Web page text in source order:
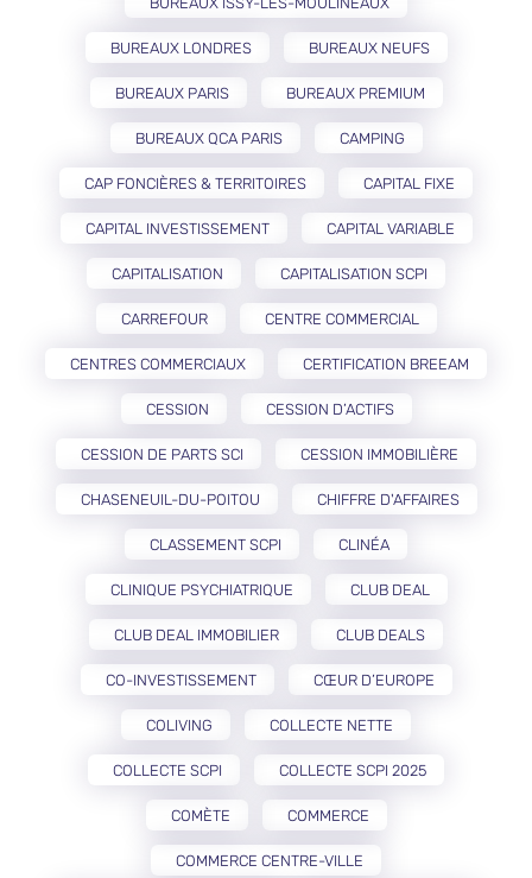
BUREAUX LONDRES BUREAUX NEUFS
BUREAUX PARIS BUREAUX PREMIUM
BUREAUX QCA PARIS CAMPING
CAP FONCIÈRES & TERRITOIRES CAPITAL FIXE
CAPITAL INVESTISSEMENT CAPITAL VARIABLE
CAPITALISATION CAPITALISATION SCPI
CARREFOUR CENTRE COMMERCIAL
CENTRES COMMERCIAUX CERTIFICATION BREEAM
CESSION CESSION D’ACTIFS
CESSION DE PARTS SCI CESSION IMMOBILIÈRE
CHASENEUIL-DU-POITOU CHIFFRE D'AFFAIRES
CLASSEMENT SCPI CLINÉA
CLINIQUE PSYCHIATRIQUE CLUB DEAL
CLUB DEAL IMMOBILIER CLUB DEALS
CO-INVESTISSEMENT CŒUR D’EUROPE
COLIVING COLLECTE NETTE
COLLECTE SCPI COLLECTE SCPI 2025
COMÈTE COMMERCE
COMMERCE CENTRE-VILLE